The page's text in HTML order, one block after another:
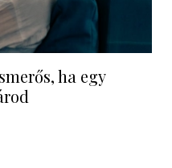
ha egy